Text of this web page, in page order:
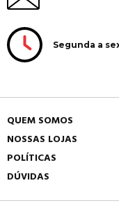
Segunda a
QUEM SOMOS
NOSSAS LOJAS
POLÍTICAS
DÚVIDAS